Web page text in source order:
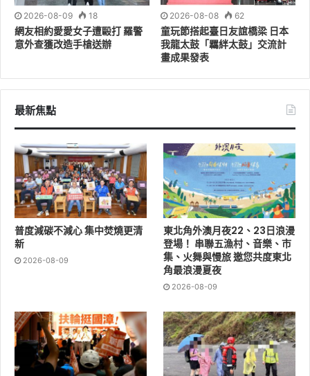
及說出口的話，仍能以另一種方式被溫柔保存。
羅東博愛醫院安寧病房林煌仁主任表示，醫療的終點不只
是疾病控制，更是守護生命的圓滿。十五年來，博愛安寧
團隊不只照料病人的身體痛苦，也努力成為家屬心靈上的
後盾，陪伴病人與家屬面對生命課題、完成好好告別。
2026-08-09 18
網友相約愛愛女子遭毆打 羅警
意外查獲改造手槍送辦
2026-08-08 62
童玩節搭起臺日友誼橋梁 日本
我龍太鼓「羈絆太鼓」交流計
畫成果發表
最新焦點
普度減碳不減心 集中焚燒更清
新
2026-08-09
東北角外澳月夜22、23日浪漫
登場！ 串聯五漁村、音樂、市
集、火舞與慢旅 邀您共度東北
角最浪漫夏夜
2026-08-09